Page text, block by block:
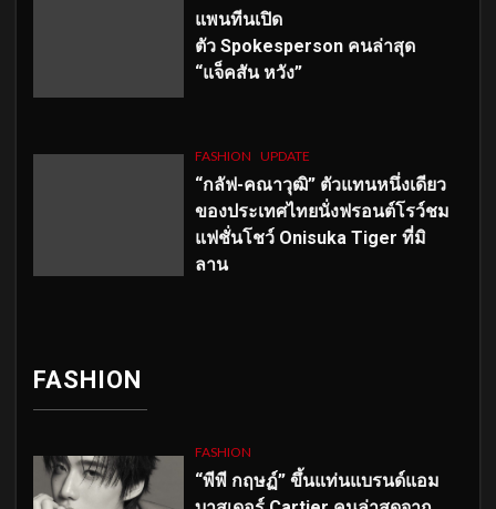
แพนทีนเปิด
ตัว Spokesperson คนล่าสุด
“แจ็คสัน หวัง”
FASHION UPDATE
“กลัฟ-คณาวุฒิ” ตัวแทนหนึ่งเดียว
ของประเทศไทยนั่งฟรอนต์โรว์ชม
แฟชั่นโชว์ Onisuka Tiger ที่มิ
ลาน
FASHION
FASHION
“พีพี กฤษฏ์” ขึ้นแท่นแบรนด์แอม